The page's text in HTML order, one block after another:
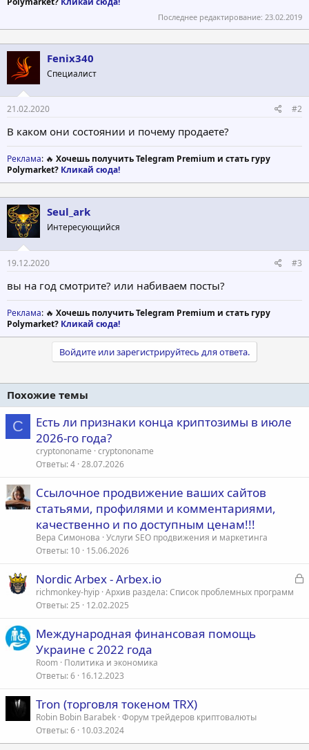
Последнее редактирование: 23.02.2019
Fenix340
Специалист
21.02.2020 #2
В каком они состоянии и почему продаете?
Реклама: 🔥 Хочешь получить Telegram Premium и стать гуру
Polymarket? Кликай сюда!
Seul_ark
Интересующийся
19.12.2020 #3
вы на год смотрите? или набиваем посты?
Реклама: 🔥 Хочешь получить Telegram Premium и стать гуру
Polymarket? Кликай сюда!
Войдите или зарегистрируйтесь для ответа.
Похожие темы
C
Есть ли признаки конца криптозимы в июле
2026-го года?
cryptononame cryptononame
Ответы 4 28.07.2026
Ссылочное продвижение ваших сайтов
статьями, профилями и комментариями,
качественно и по доступным ценам!!!
Вера Симонова Услуги SEO продвижения и маркетинга
Ответы 10 15.06.2026
З
Nordic Arbex - Arbex.io
richmonkey-hyip Архив раздела: Список проблемных программ
Ответы 25 12.02.2025
Международная финансовая помощь
Украине с 2022 года
Room Политика и экономика
Ответы 6 16.12.2023
Tron (торговля токеном TRX)
Robin Bobin Barabek Форум трейдеров криптовалюты
Ответы 6 10.03.2024